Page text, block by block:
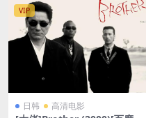
VIP
日韩 高清电影